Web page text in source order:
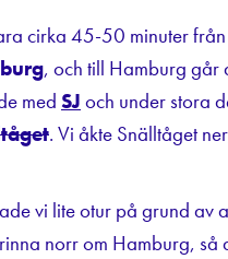
cirka 45-50 minuter
, och till Hamburg går
med SJ och under stora
. Vi åkte Snälltåget
vi lite otur på grund av
norr om Hamburg, så